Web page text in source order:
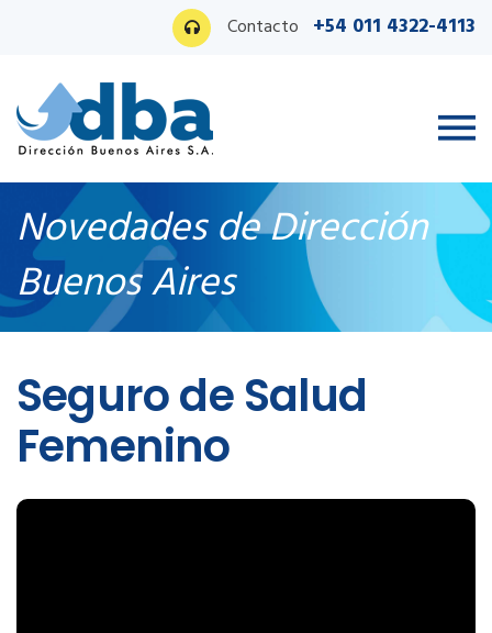
Contacto +54 011 4322-4113
Novedades de Dirección
Buenos Aires
Seguro de Salud
Femenino